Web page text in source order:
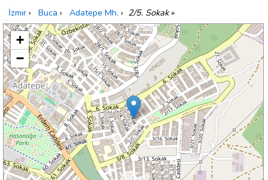
İzmir › Buca › Adatepe Mh. › 2/5. Sokak»
+
−